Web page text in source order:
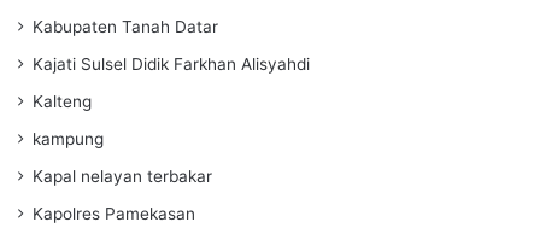
Kabupaten Tanah Datar
Kajati Sulsel Didik Farkhan Alisyahdi
Kalteng
kampung
Kapal nelayan terbakar
Kapolres Pamekasan